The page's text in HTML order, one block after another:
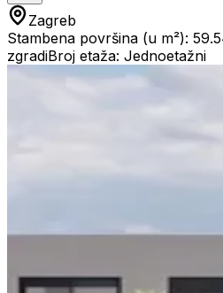
Zagreb
Stambena površina (u m²):
zgradiBroj etaža: Jednoetažni